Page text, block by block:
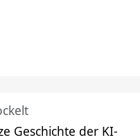
Geschichte der KI-